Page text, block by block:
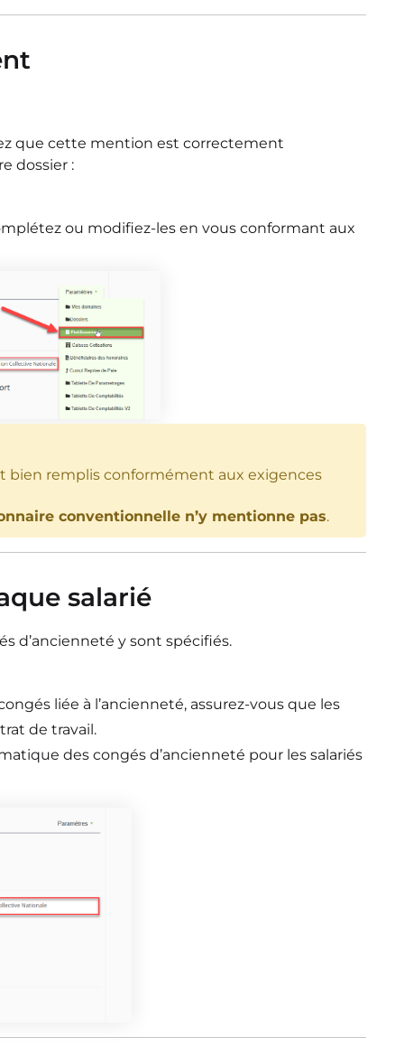
que cette mention est correctement
dossier :
ou modifiez-les en vous conformant aux
bien remplis conformément aux exigences
conventionnelle n’y mentionne pas.
salarié
d’ancienneté y sont spécifiés.
liée à l’ancienneté, assurez-vous que les
de travail.
des congés d’ancienneté pour les salariés